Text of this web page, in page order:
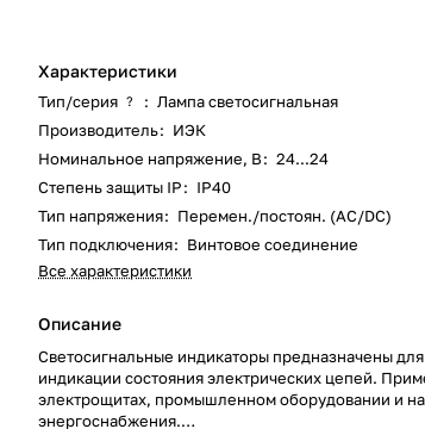
Характеристики
Тип/серия ? : Лампа светосигнальная
Производитель: ИЭК
Номинальное напряжение, В: 24...24
Степень защиты IP: IP40
Тип напряжения: Перемен./постоян. (AC/DC)
Тип подключения: Винтовое соединение
Все характеристики
Описание
Светосигнальные индикаторы предназначены для
индикации состояния электрических цепей.
электрощитах, промышленном оборудовании и
энергоснабжения.